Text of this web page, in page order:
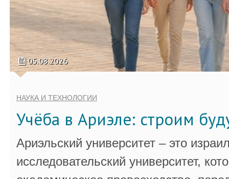
05.08.2026
НАУКА И ТЕХНОЛОГИИ
Учёба в Ариэле: строим
Ариэльский университет – это
исследовательский университет,